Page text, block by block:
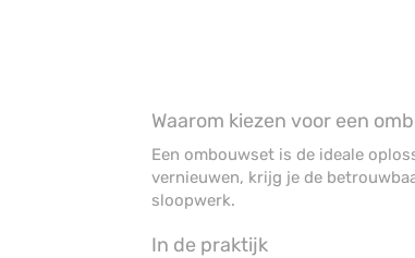
Waarom kiezen voor een
Een ombouwset is de ideale
vernieuwen, krijg je de
sloopwerk.
In de praktijk